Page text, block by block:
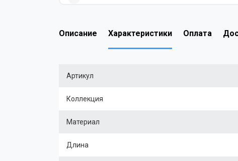
Описание Характеристики Оплата
Артикул
Коллекция
Материал
Длина